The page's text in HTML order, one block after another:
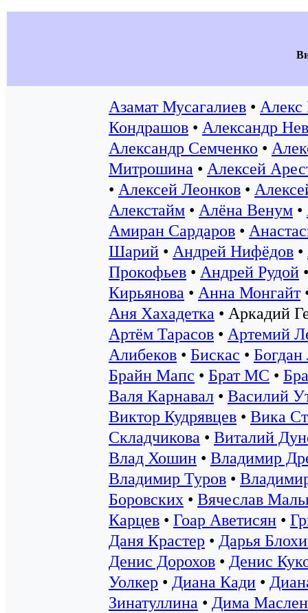
Азамат Мусагалиев • Алекс
Кондрашов • Александр
Александр Семченко •
Митрошина • Алексей
• Алексей Леонков •
Алекстайм • Алёна Венум •
Амиран Сардаров •
Шарий • Андрей Нифёдов •
Прокофьев • Андрей Рудой
Кирьянова • Анна Монгайт
Аня Хахадетка • Аркадий
Артём Тарасов • Артемий
Алибеков • Бискас • Богдан
Брайн Мапс • Брат МС •
Валя Карнавал • Василий
Виктор Кудрявцев • Вика
Складчикова • Виталий
Влад Хошин • Владимир
Владимир Туров •
Боровских • Вячеслав
Карцев • Гоар Аветисян •
Даня Крастер • Дарья
Денис Дорохов • Денис
Уолкер • Диана Кади •
Зинатуллина • Дима